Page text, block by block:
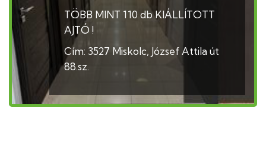
TÖBB MINT 110 db KIÁLLÍTOTT
AJTÓ !
Cím: 3527 Miskolc, József Attila út
88.sz.